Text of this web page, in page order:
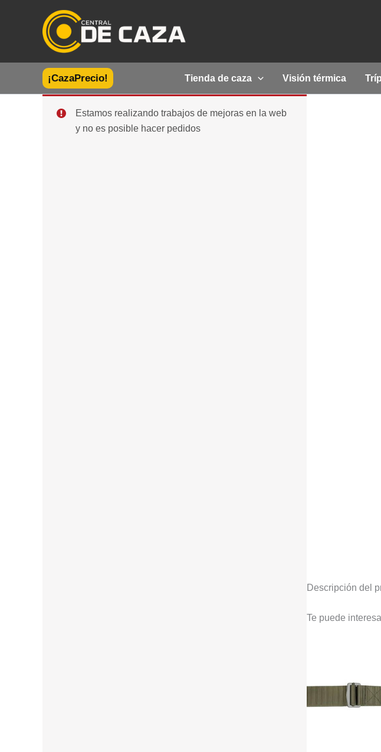
¡CazaPrecio! Tienda de caza Visión térmica
Estamos realizando trabajos de mejoras en la web
y no es posible hacer pedidos
Descripción del
Te puede